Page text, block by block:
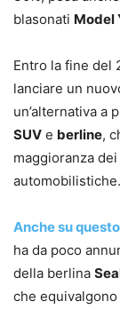
blasonati Model
Entro la fine del
lanciare un
un’alternativa a
SUV e berline,
maggioranza
automobilistiche.
Anche su
ha da poco
della berlina
che